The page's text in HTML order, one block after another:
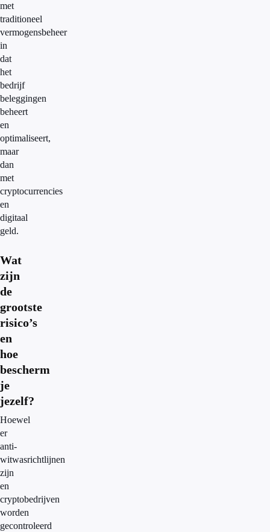
met
traditioneel
vermogensbeheer
in
dat
het
bedrijf
beleggingen
beheert
en
optimaliseert,
maar
dan
met
cryptocurrencies
en
digitaal
geld.
Wat
zijn
de
grootste
risico’s
en
hoe
bescherm
je
jezelf?
Hoewel
er
anti-
witwasrichtlijnen
zijn
en
cryptobedrijven
worden
gecontroleerd